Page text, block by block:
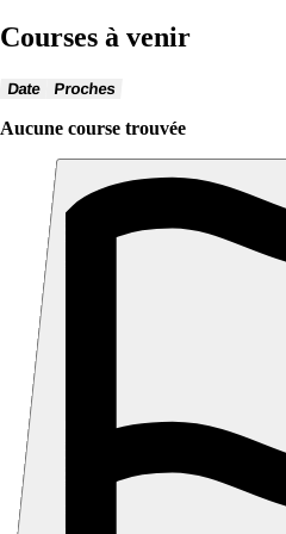
Courses à venir
Date Proches
Aucune course trouvée